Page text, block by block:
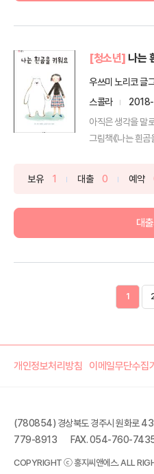
[청소년] 나는
우쓰미 노리코 글
스콜라
아직은 생각을 말
그림책《나는 흰곰
보유 1 대출 0 예약
대
1
개인정보처리방침 이메일무단수집
(780854) 경상북도 경주시 원화로
779-8913
FAX. 054-760-
COPYRIGHT ⓒ 홍지씨앤에스. ALL